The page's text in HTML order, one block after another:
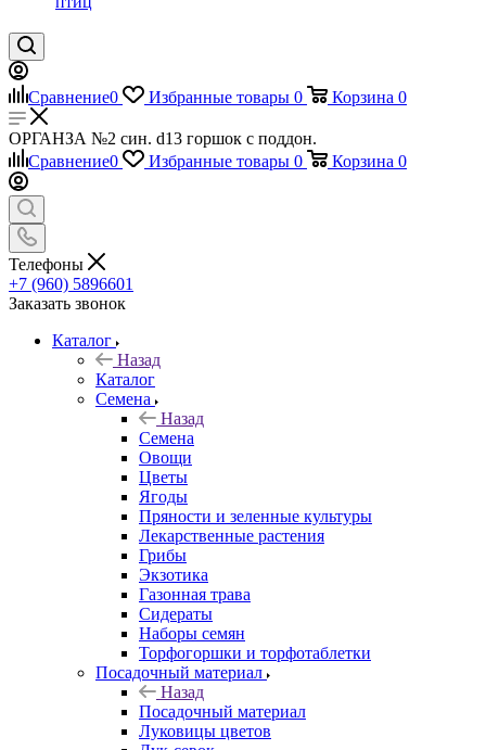
Сравнение0 Избранные товары 0 Корзина 0
ОРГАНЗА №2 син. d13 горшок с поддон.
Сравнение0 Избранные товары 0 Корзина 0
Телефоны
+7 (960) 5896601
Заказать звонок
Каталог
Назад
Каталог
Семена
Назад
Семена
Овощи
Цветы
Ягоды
Пряности и зеленные культуры
Лекарственные растения
Грибы
Экзотика
Газонная трава
Сидераты
Наборы семян
Торфогоршки и торфотаблетки
Посадочный материал
Назад
Посадочный материал
Луковицы цветов